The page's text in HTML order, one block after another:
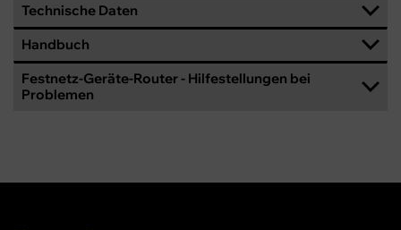
Technische Daten
Handbuch
Festnetz-Geräte-Router - Hilfestellungen bei
Problemen